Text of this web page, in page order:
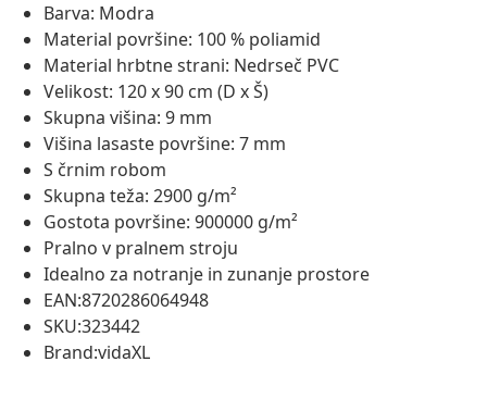
Barva: Modra
Material površine: 100 % poliamid
Material hrbtne strani: Nedrseč PVC
Velikost: 120 x 90 cm (D x Š)
Skupna višina: 9 mm
Višina lasaste površine: 7 mm
S črnim robom
Skupna teža: 2900 g/m²
Gostota površine: 900000 g/m²
Pralno v pralnem stroju
Idealno za notranje in zunanje prostore
EAN:8720286064948
SKU:323442
Brand:vidaXL